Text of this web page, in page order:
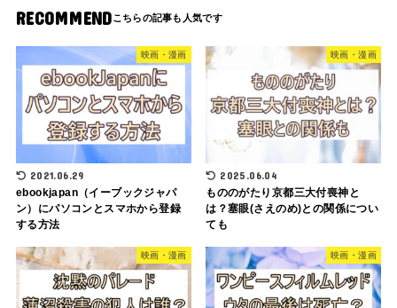
RECOMMEND
映画・漫画
2021.06.29
ebookjapan（イーブックジャパ
ン）にパソコンとスマホから登録
する方法
映画・漫画
2025.06.04
もののがたり京都三大付喪神と
は？塞眼(さえのめ)との関係につい
ても
映画・漫画 映画・漫画